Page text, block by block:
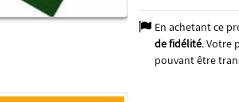
En achetant ce
de fidélité. Votre
pouvant être